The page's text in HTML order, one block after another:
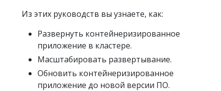
Из этих руководств вы узнаете, как:
Развернуть контейнеризированное
приложение в кластере.
Масштабировать развертывание.
Обновить контейнеризированное
приложение до новой версии ПО.